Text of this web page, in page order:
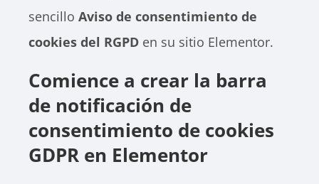
sencillo Aviso de consentimiento de
cookies del RGPD en su sitio Elementor.
Comience a crear la barra
de notificación de
consentimiento de cookies
GDPR en Elementor